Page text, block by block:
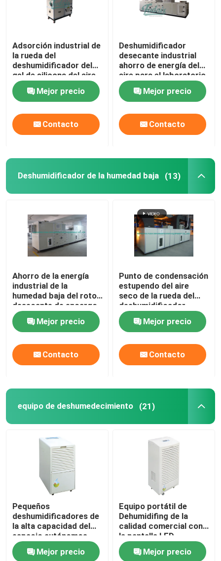
Adsorción industrial de
la rueda del
deshumidificador del
gel de silicona del aire
económica de energía
Mejor precio
Contacto
Deshumidificador
desecante industrial
ahorro de energía del
aire para el laboratorio
Mejor precio
Contacto
Deshumidificador de la humedad baja (13)
Ahorro de la energía
industrial de la
humedad baja del rotor
desecante de encargo
del deshumidificador
Mejor precio
Contacto
Punto de condensación
estupendo del aire
seco de la rueda del
deshumidificador
rotatorio de la
humedad baja < -45 C
Mejor precio
Contacto
equipo de deshumedecimiento (21)
Pequeños
deshumidificadores de
la alta capacidad del
espacio autónomos
para la instalación
rápida y fácilMejor precio
Equipo portátil de
Dehumidifing de la
calidad comercial con
la pantalla LED
130L/día
Mejor precio